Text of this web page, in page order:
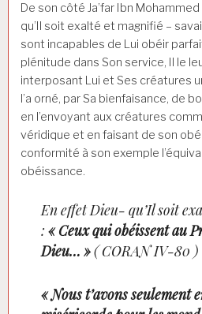
De son côté Ja’far Ibn
qu’Il soit exalté et magnifié –
sont incapables de Lui obéir
plénitude dans Son service, Il le
interposant Lui et Ses créatures
l’a orné, par Sa bienfaisance, de
en l’envoyant aux créatures
véridique et en faisant de son
conformité à son exemple
obéissance.
En effet Dieu- qu’Il soit
:« Ceux qui obéissent au
Dieu… »( CORAN IV-80 )
« Nous t’avons seulement